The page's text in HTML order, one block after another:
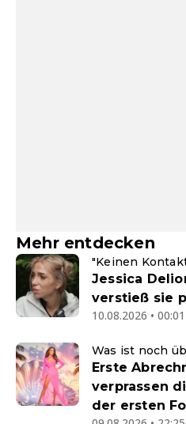
Mehr entdecken
"Keinen
Jessica
verstieß sie
10.08.2026 •
Was ist noch
Erste
verprassen
der ersten